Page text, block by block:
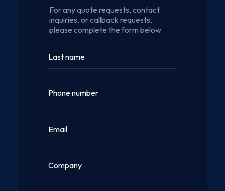
For any quote requests, contact
inquiries, or callback requests,
please complete the form below.